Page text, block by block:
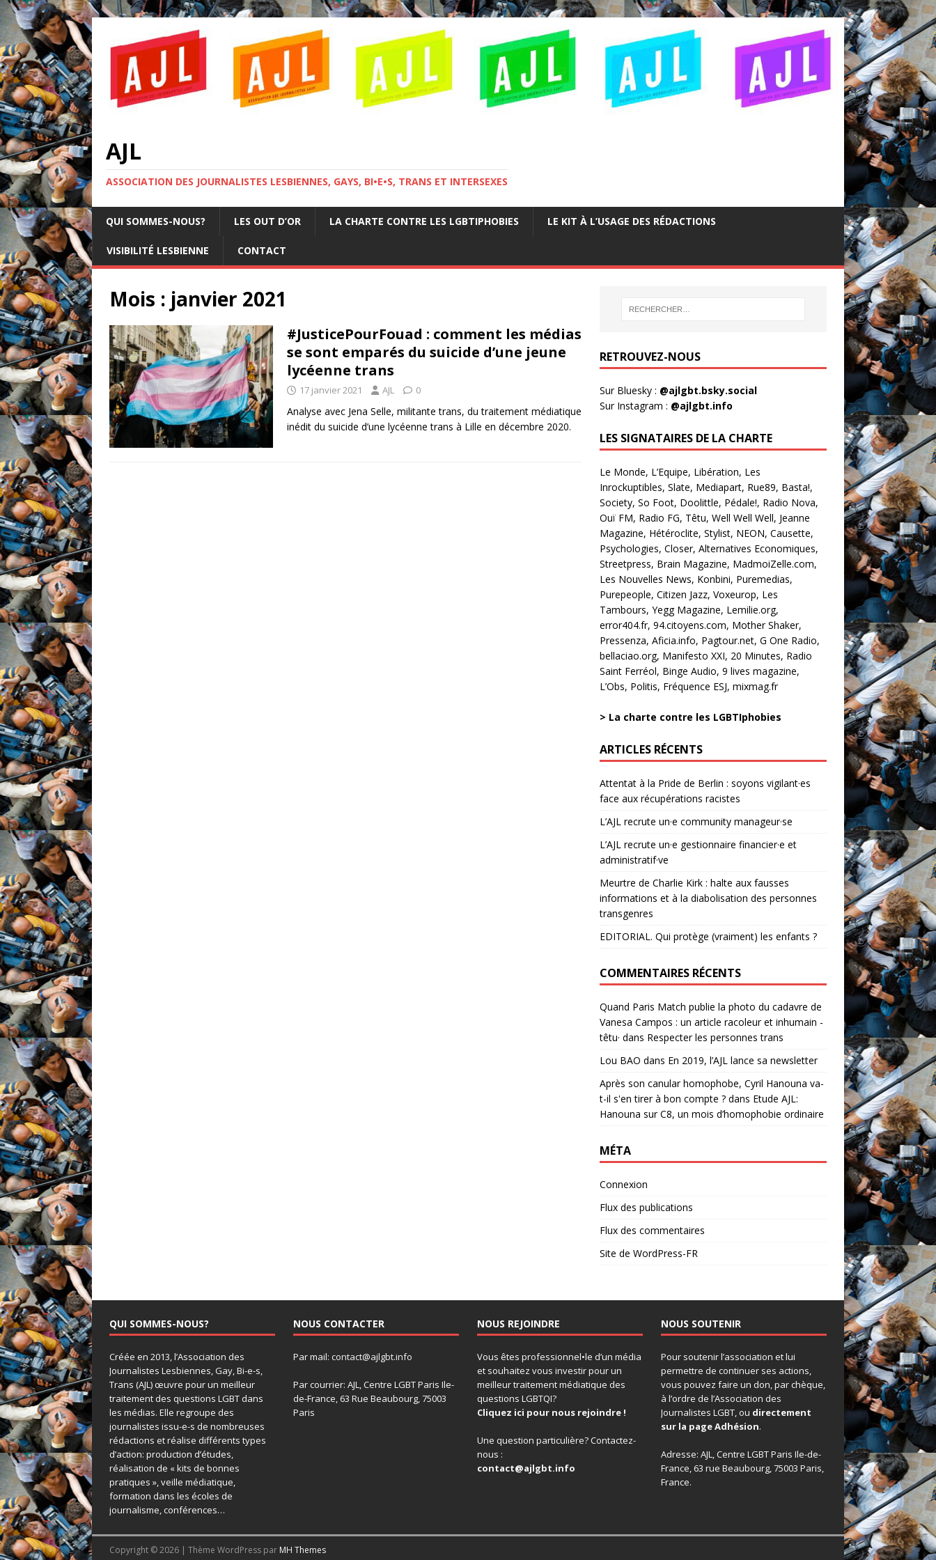
AJL
ASSOCIATION DES JOURNALISTES LESBIENNES, GAYS, BI•E•S, TRANS ET INTERSEXES
QUI SOMMES-NOUS? LES OUT D’OR LA CHARTE CONTRE LES LGBTIPHOBIES LE KIT À L’USAGE DES RÉDACTIONS
VISIBILITÉ LESBIENNE CONTACT
Mois : janvier 2021
#JusticePourFouad : comment les médias
se sont emparés du suicide d’une jeune
lycéenne trans
17 janvier 2021 AJL 0
Analyse avec Jena Selle, militante trans, du traitement médiatique
inédit du suicide d’une lycéenne trans à Lille en décembre 2020.
RETROUVEZ-NOUS
Sur Bluesky : @ajlgbt.bsky.social
Sur Instagram : @ajlgbt.info
LES SIGNATAIRES DE LA CHARTE
Le Monde, L’Equipe, Libération, Les
Inrockuptibles, Slate, Mediapart, Rue89, Basta!,
Society, So Foot, Doolittle, Pédale!, Radio Nova,
Ouï FM, Radio FG, Têtu, Well Well Well, Jeanne
Magazine, Hétéroclite, Stylist, NEON, Causette,
Psychologies, Closer, Alternatives Economiques,
Streetpress, Brain Magazine, MadmoiZelle.com,
Les Nouvelles News, Konbini, Puremedias,
Purepeople, Citizen Jazz, Voxeurop, Les
Tambours, Yegg Magazine, Lemilie.org,
error404.fr, 94.citoyens.com, Mother Shaker,
Pressenza, Aficia.info, Pagtour.net, G One Radio,
bellaciao.org, Manifesto XXI, 20 Minutes, Radio
Saint Ferréol, Binge Audio, 9 lives magazine,
L’Obs, Politis, Fréquence ESJ, mixmag.fr
> La charte contre les LGBTIphobies
ARTICLES RÉCENTS
Attentat à la Pride de Berlin : soyons vigilant·es
face aux récupérations racistes
L’AJL recrute un·e community manageur·se
L’AJL recrute un·e gestionnaire financier·e et
administratif·ve
Meurtre de Charlie Kirk : halte aux fausses
informations et à la diabolisation des personnes
transgenres
EDITORIAL. Qui protège (vraiment) les enfants ?
COMMENTAIRES RÉCENTS
Quand Paris Match publie la photo du cadavre de
Vanesa Campos : un article racoleur et inhumain -
têtu· dans Respecter les personnes trans
Lou BAO dans En 2019, l’AJL lance sa newsletter
Après son canular homophobe, Cyril Hanouna va-
t-il s'en tirer à bon compte ?dans Etude AJL:
Hanouna sur C8, un mois d’homophobie ordinaire
MÉTA
Connexion
Flux des publications
Flux des commentaires
Site de WordPress-FR
QUI SOMMES-NOUS?
Créée en 2013, l’Association des
Journalistes Lesbiennes, Gay, Bi-e-s,
Trans (AJL) œuvre pour un meilleur
traitement des questions LGBT dans
les médias. Elle regroupe des
journalistes issu-e-s de nombreuses
rédactions et réalise différents types
d’action: production d’études,
réalisation de « kits de bonnes
pratiques », veille médiatique,
formation dans les écoles de
journalisme, conférences…
NOUS CONTACTER
Par mail: contact@ajlgbt.info
Par courrier: AJL, Centre LGBT Paris Ile-
de-France, 63 Rue Beaubourg, 75003
Paris
NOUS REJOINDRE
Vous êtes professionnel•le d’un média
et souhaitez vous investir pour un
meilleur traitement médiatique des
questions LGBTQI?
Cliquez ici pour nous rejoindre !
Une question particulière? Contactez-
nous :
contact@ajlgbt.info
NOUS SOUTENIR
Pour soutenir l’association et lui
permettre de continuer ses actions,
vous pouvez faire un don, par chèque,
à l’ordre de l’Association des
Journalistes LGBT, ou directement
sur la page Adhésion.
Adresse: AJL, Centre LGBT Paris Ile-de-
France, 63 rue Beaubourg, 75003 Paris,
France.
Copyright © 2026 | Thème WordPress par MH Themes